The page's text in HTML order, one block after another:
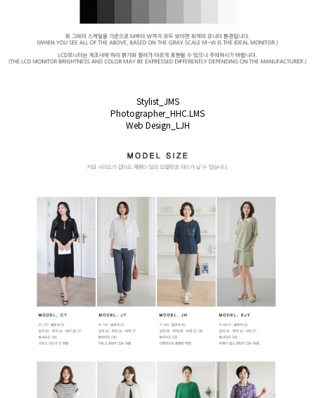
Stylist_JMS
Photographer_HHC.LMS
Web Design_LJH